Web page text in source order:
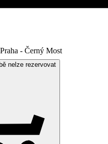
- Černý Most
nelze rezervovat